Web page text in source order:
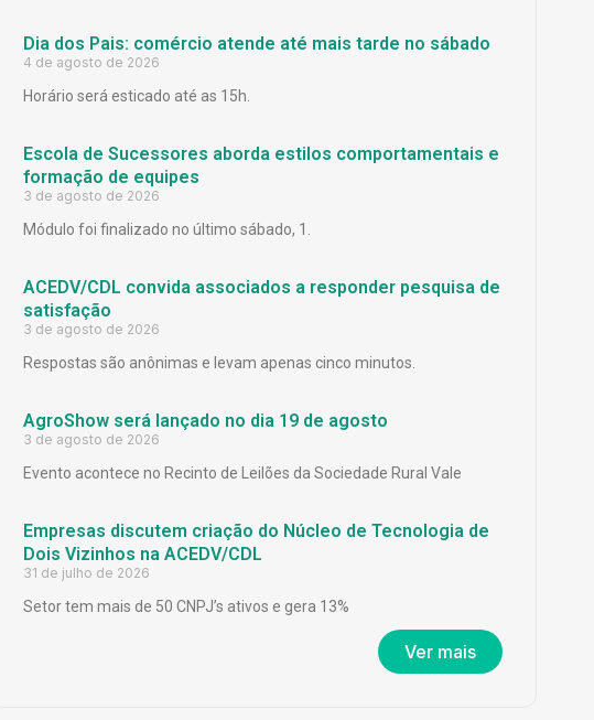
Dia dos Pais: comércio atende até mais tarde no sábado
4 de agosto de 2026
Horário será esticado até as 15h.
Escola de Sucessores aborda estilos comportamentais e
formação de equipes
3 de agosto de 2026
Módulo foi finalizado no último sábado, 1.
ACEDV/CDL convida associados a responder pesquisa de
satisfação
3 de agosto de 2026
Respostas são anônimas e levam apenas cinco minutos.
AgroShow será lançado no dia 19 de agosto
3 de agosto de 2026
Evento acontece no Recinto de Leilões da Sociedade Rural Vale
Empresas discutem criação do Núcleo de Tecnologia de
Dois Vizinhos na ACEDV/CDL
31 de julho de 2026
Setor tem mais de 50 CNPJ’s ativos e gera 13%
Ver mais